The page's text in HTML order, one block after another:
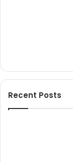
Recent Posts